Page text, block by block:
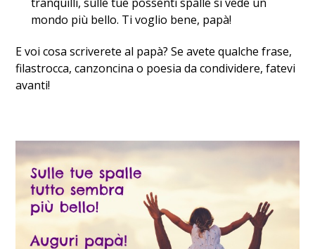
mondo più bello. Ti voglio bene, papà!
E voi cosa scriverete al papà? Se avete qualche frase,
filastrocca, canzoncina o poesia da condividere, fatevi
avanti!